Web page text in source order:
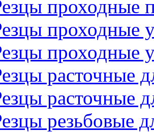
проходные
проходные
проходные
расточные
расточные
резьбовые